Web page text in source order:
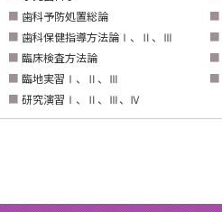
■ 歯科予防処置総論 ■
■ 歯科保健指導方法論Ⅰ、Ⅱ、Ⅲ ■
■ 臨床検査方法論 ■
■ 臨地実習Ⅰ、Ⅱ、Ⅲ ■
■ 研究演習Ⅰ、Ⅱ、Ⅲ、Ⅳ